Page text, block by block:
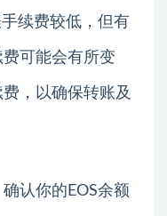
续费较低，但有
可能会有所变
，以确保转账及
认你的EOS余额